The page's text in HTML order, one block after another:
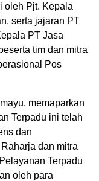
oleh Pjt. Kepala
, serta jajaran PT
PT Jasa
beserta tim dan mitra
Pos
, memaparkan
Terpadu ini telah
dan
Raharja dan mitra
Pelayanan Terpadu
oleh para